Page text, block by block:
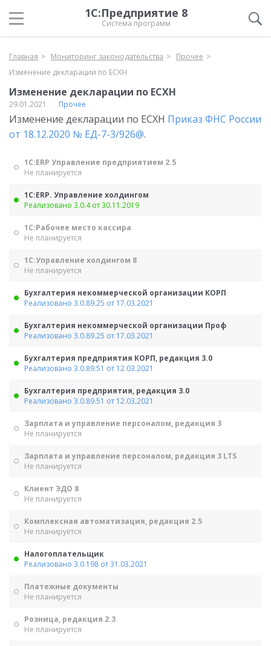
1С:Предприятие 8
Система программ
Главная Мониторинг законодательства
Прочее
Изменение декларации по ЕСХН
Изменение декларации по ЕСХН
29.01.2021 Прочее
Изменение декларации по ЕСХН Приказ ФНС России
от 18.12.2020 № ЕД-7-3/926@.
1С:ERP Управление предприятием 2.5
Не планируется
1С:ERP. Управление холдингом
Реализовано 3.0.4 от 30.11.2019
1С:Рабочее место кассира
Не планируется
1С:Управление холдингом 8
Не планируется
Бухгалтерия некоммерческой организации КОРП
Реализовано 3.0.89.25 от 17.03.2021
Бухгалтерия некоммерческой организации Проф
Реализовано 3.0.89.25 от 17.03.2021
Бухгалтерия предприятия КОРП, редакция 3.0
Реализовано 3.0.89.51 от 12.03.2021
Бухгалтерия предприятия, редакция 3.0
Реализовано 3.0.89.51 от 12.03.2021
Зарплата и управление персоналом, редакция 3
Не планируется
Зарплата и управление персоналом, редакция 3 LTS
Не планируется
Клиент ЭДО 8
Не планируется
Комплексная автоматизация, редакция 2.5
Не планируется
Налогоплательщик
Реализовано 3.0.198 от 31.03.2021
Платежные документы
Не планируется
Розница, редакция 2.3
Не планируется